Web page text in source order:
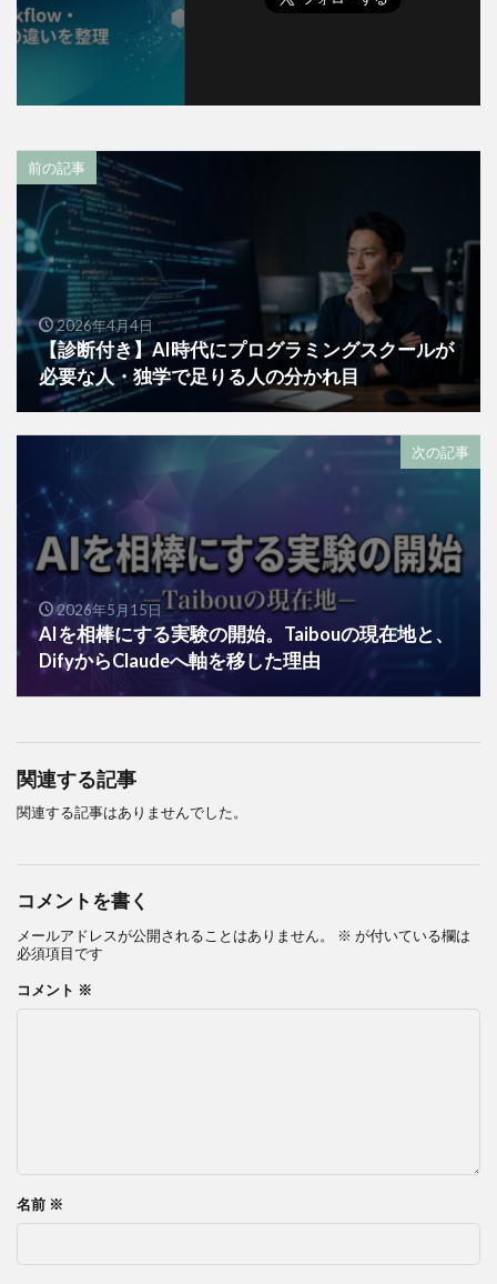
前の記事
2026年4月4日
【診断付き】AI時代にプログラミングスクールが
必要な人・独学で足りる人の分かれ目
次の記事
2026年5月15日
AIを相棒にする実験の開始。Taibouの現在地と、
DifyからClaudeへ軸を移した理由
関連する記事
関連する記事はありませんでした。
コメントを書く
メールアドレスが公開されることはありません。 ※ が付いている欄は
必須項目です
コメント ※
名前 ※